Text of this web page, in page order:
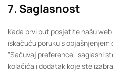
7. Saglasnost
Kada prvi put posjetite našu
iskačuću poruku s objašnjenjem
"Sačuvaj preference", saglasni
kolačića i dodatak koje ste